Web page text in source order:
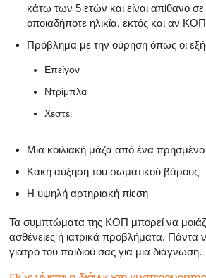
κάτω των 5 ετών και είναι απίθανο
οποιαδήποτε ηλικία, εκτός και αν
Πρόβλημα με την ούρηση όπως οι
Επείγον
Ντρίμπλα
Χεστεί
Μια κοιλιακή μάζα από ένα
Κακή αύξηση του σωματικού βάρους
Η υψηλή αρτηριακή πίεση
Τα συμπτώματα της ΚΟΠ μπορεί να
ασθένειες ή ιατρικά προβλήματα. Πάντα
γιατρό του παιδιού σας για μια διάγνωση.